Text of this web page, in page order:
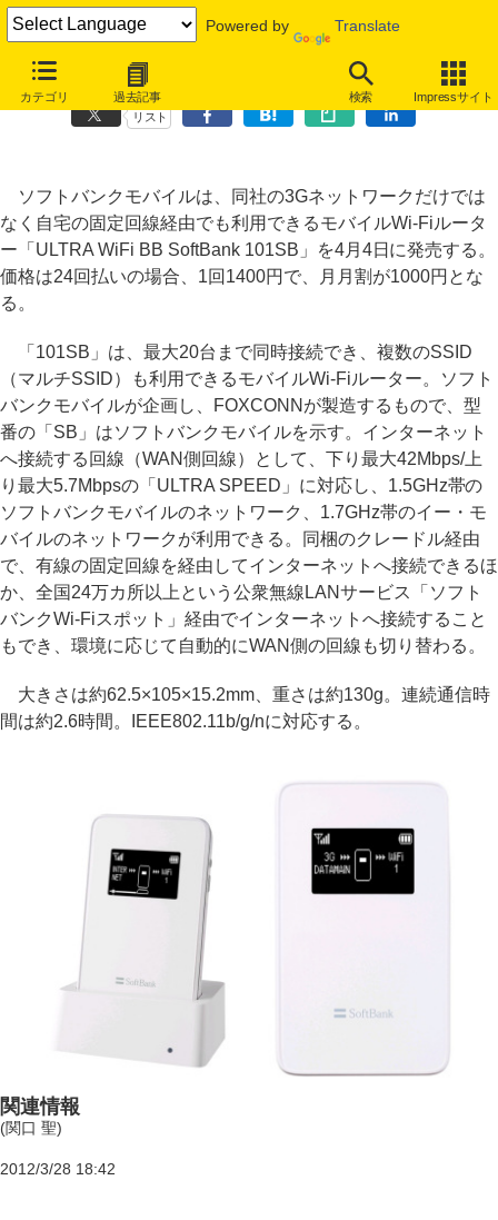
Powered by Translate
カテゴリ 過去記事 検索 Impressサイト
ソフトバンク、固定網対応のモバイルWi-Fiルーター「101SB」
リスト
ソフトバンクモバイルは、同社の3Gネットワークだけでは
なく自宅の固定回線経由でも利用できるモバイルWi-Fiルータ
ー「ULTRA WiFi BB SoftBank 101SB」を4月4日に発売する。
価格は24回払いの場合、1回1400円で、月月割が1000円とな
る。
「101SB」は、最大20台まで同時接続でき、複数のSSID
（マルチSSID）も利用できるモバイルWi-Fiルーター。ソフト
バンクモバイルが企画し、FOXCONNが製造するもので、型
番の「SB」はソフトバンクモバイルを示す。インターネット
へ接続する回線（WAN側回線）として、下り最大42Mbps/上
り最大5.7Mbpsの「ULTRA SPEED」に対応し、1.5GHz帯の
ソフトバンクモバイルのネットワーク、1.7GHz帯のイー・モ
バイルのネットワークが利用できる。同梱のクレードル経由
で、有線の固定回線を経由してインターネットへ接続できるほ
か、全国24万カ所以上という公衆無線LANサービス「ソフト
バンクWi-Fiスポット」経由でインターネットへ接続すること
もでき、環境に応じて自動的にWAN側の回線も切り替わる。
大きさは約62.5×105×15.2mm、重さは約130g。連続通信時
間は約2.6時間。IEEE802.11b/g/nに対応する。
関連情報
(関口 聖)
2012/3/28 18:42